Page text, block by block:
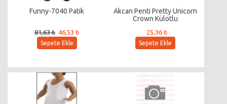
Funny-7040 Patik
81,63 ₺ 46,53 ₺
Sepete Ekle
Akcan Penti Pretty Unicorn
Crown Külotlu
25,36 ₺
Sepete Ekle